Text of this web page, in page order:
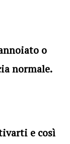
o
normale.
e così